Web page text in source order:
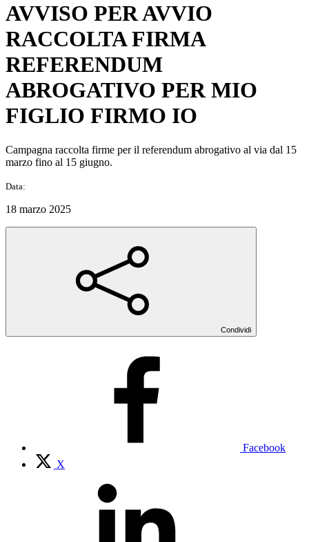
AVVISO PER AVVIO
RACCOLTA FIRMA
REFERENDUM
ABROGATIVO PER MIO
FIGLIO FIRMO IO
Campagna raccolta firme per il referendum abrogativo al via dal 15
marzo fino al 15 giugno.
Data:
18 marzo 2025
Condividi
Facebook
X